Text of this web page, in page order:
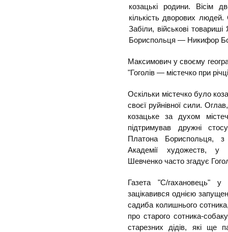
козацькі родини. Вісім
кількість дворових
Забіли, військові
Бориспольця — Никифор
Максимович у своєму
"Гоголів — містечко при
Оскільки містечко було
своєї руйнівної сили.
козацьке за духом
підтримував дружні
Платона Бориспольця,
Академії художеств, у
Шевченко часто згадує
Газета "С/гахановець"
зацікавився однією
садиба колишнього
про старого сотника-
старезних дідів, які ще